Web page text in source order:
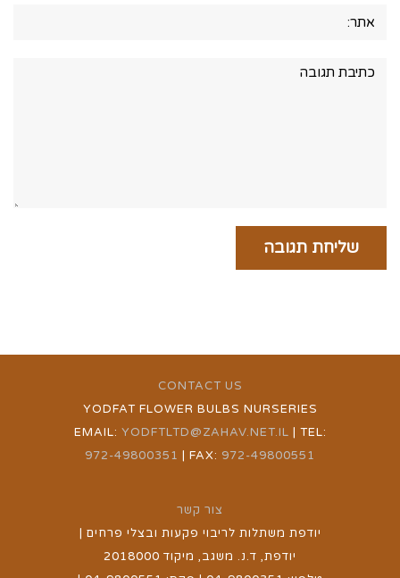
CONTACT US
YODFAT FLOWER BULBS NURSERIES
EMAIL: YODFTLTD@ZAHAV.NET.IL | TEL:
972-49800351 | FAX: 972-49800551
צור קשר
יודפת משתלות לריבוי פקעות ובצלי פרחים |
יודפת, ד.נ. משגב, מיקוד 2018000